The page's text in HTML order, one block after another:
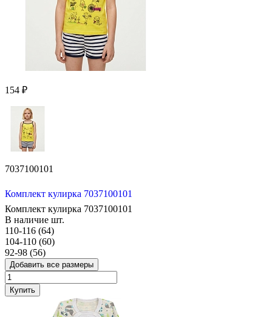
154 ₽
7037100101
Комплект кулирка 7037100101
Комплект кулирка 7037100101
В наличие шт.
110-116 (64)
104-110 (60)
92-98 (56)
Добавить все размеры
Купить